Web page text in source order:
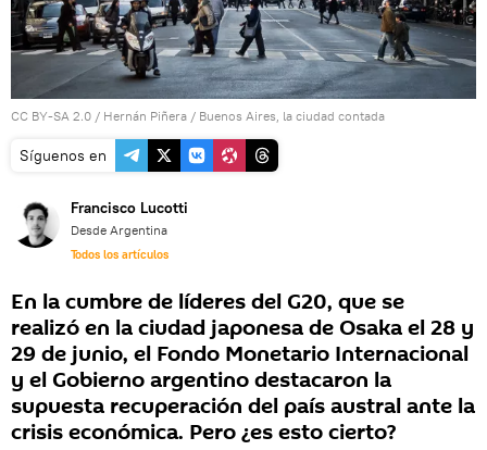
CC BY-SA 2.0 / Hernán Piñera / Buenos Aires, la ciudad contada
Síguenos en
Francisco Lucotti
Desde Argentina
Todos los artículos
En la cumbre de líderes del G20, que se
realizó en la ciudad japonesa de Osaka el 28 y
29 de junio, el Fondo Monetario Internacional
y el Gobierno argentino destacaron la
supuesta recuperación del país austral ante la
crisis económica. Pero ¿es esto cierto?